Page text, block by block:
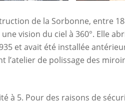
de la Sorbonne, entre
vision du ciel à 360°. Elle
et avait été installée
de polissage des
à 5. Pour des raisons de